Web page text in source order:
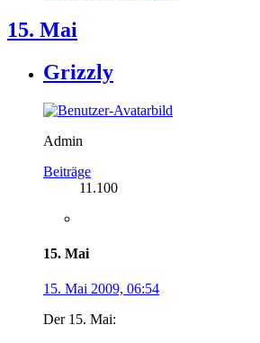
15. Mai
Grizzly
Admin
Beiträge
11.100
15. Mai
15. Mai 2009, 06:54
Der 15. Mai: